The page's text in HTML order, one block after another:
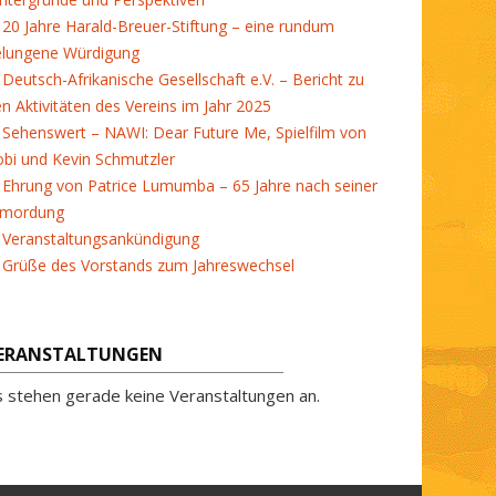
20 Jahre Harald-Breuer-Stiftung – eine rundum
Würdigung
Deutsch-Afrikanische Gesellschaft e.V. – Bericht zu
Aktivitäten des Vereins im Jahr 2025
Sehenswert – NAWI: Dear Future Me, Spielfilm von
und Kevin Schmutzler
Ehrung von Patrice Lumumba – 65 Jahre nach seiner
Veranstaltungsankündigung
Grüße des Vorstands zum Jahreswechsel
stehen gerade keine Veranstaltungen an.